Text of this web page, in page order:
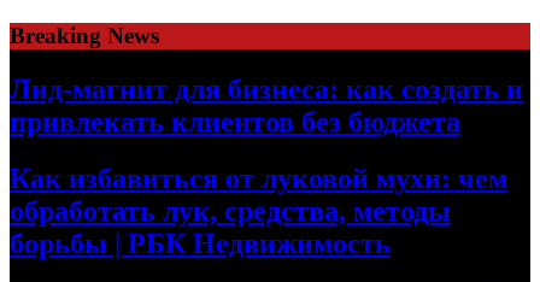
Skip
to
content
Breaking News
Лид-магнит для бизнеса: как создать и
привлекать клиентов без бюджета
Как избавиться от луковой мухи: чем
обработать лук, средства, методы
борьбы | РБК Недвижимость